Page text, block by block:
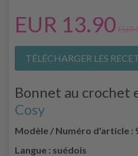
EUR 13.90 EUR
TÉLÉCHARGER LES
Bonnet au crochet
Cosy
Modèle / Numéro d'article :
Langue : suédois